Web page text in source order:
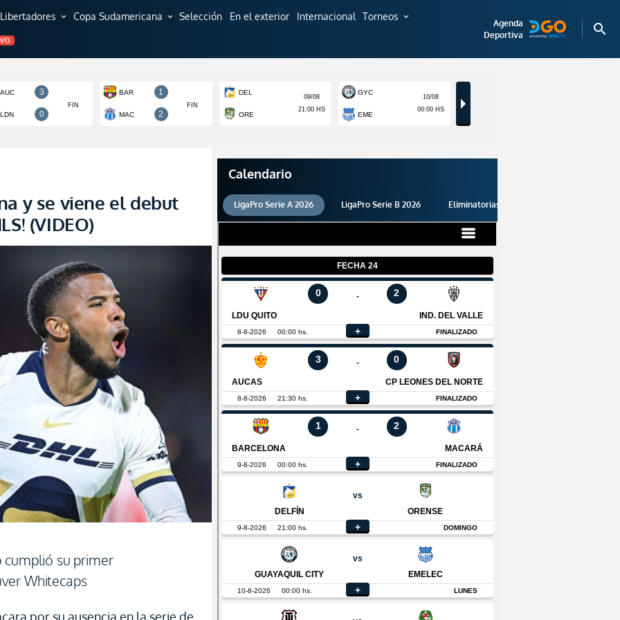
expand_more Copa Sudamericana expand_more Selección En el exterior Internacional Torneos expand_more
Agenda
Deportiva
search
y se viene el debut
(VIDEO)
su primer
Whitecaps
por su ausencia en la serie de
Calendario
LigaPro Serie A 2026 LigaPro Serie B 2026 Eliminatorias 2026